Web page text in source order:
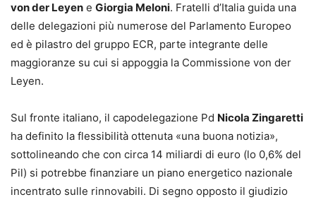
von der Leyen e Giorgia Meloni. Fratelli d’Italia guida una
delle delegazioni più numerose del Parlamento Europeo
ed è pilastro del gruppo ECR, parte integrante delle
maggioranze su cui si appoggia la Commissione von der
Leyen.
Sul fronte italiano, il capodelegazione Pd Nicola Zingaretti
ha definito la flessibilità ottenuta «una buona notizia»,
sottolineando che con circa 14 miliardi di euro (lo 0,6% del
Pil) si potrebbe finanziare un piano energetico nazionale
incentrato sulle rinnovabili. Di segno opposto il giudizio